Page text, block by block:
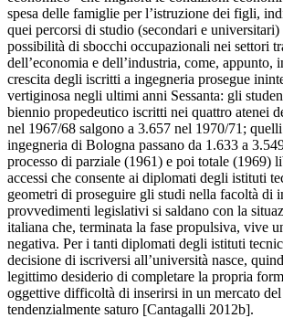
spesa delle famiglie per l’istruzione dei figli,
quei percorsi di studio (secondari e
possibilità di sbocchi occupazionali nei settori
dell’economia e dell’industria, come, appunto,
crescita degli iscritti a ingegneria prosegue
vertiginosa negli ultimi anni Sessanta: gli
biennio propedeutico iscritti nei quattro atenei
nel 1967/68 salgono a 3.657 nel 1970/71;
ingegneria di Bologna passano da 1.633 a
processo di parziale (1961) e poi totale (1969)
accessi che consente ai diplomati degli istituti
geometri di proseguire gli studi nella facoltà di
provvedimenti legislativi si saldano con la
italiana che, terminata la fase propulsiva, vive
negativa. Per i tanti diplomati degli istituti
decisione di iscriversi all’università nasce,
legittimo desiderio di completare la propria
oggettive difficoltà di inserirsi in un mercato
tendenzialmente saturo [Cantagalli 2012b].